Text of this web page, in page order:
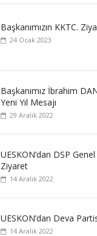
Başkanımızın KKTC.
24 Ocak 2023
Başkanımız İbrahim
Yeni Yıl Mesajı
29 Aralık 2022
UESKON’dan DSP
Ziyaret
14 Aralık 2022
UESKON’dan Deva
14 Aralık 2022